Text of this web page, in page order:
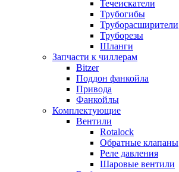
Течеискатели
Трубогибы
Труборасширители
Труборезы
Шланги
Запчасти к чиллерам
Bitzer
Поддон фанкойла
Привода
Фанкойлы
Комплектующие
Вентили
Rotalock
Обратные клапаны
Реле давления
Шаровые вентили